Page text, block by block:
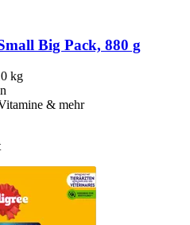
Big Pack, 880 g
kg
& mehr